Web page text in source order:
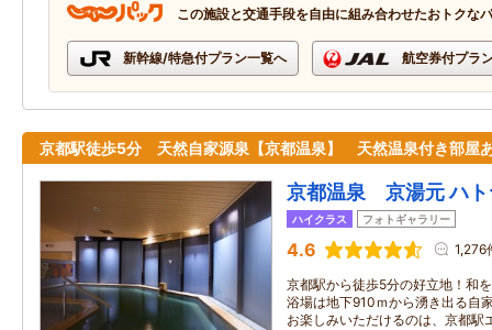
この施設と交通手段を自由に組み合わせたおトクな
新幹線/特急付プラン一覧へ 航空券付プラ
京都駅徒歩5分 天然自家源泉【京都温泉】 天然温泉付き部屋
京都温泉 京湯元 ハト
ハイクラス フォトギャラリー
4.6 1,276
京都駅から徒歩5分の好立地！和
浴場は地下910ｍから湧き出る自
お楽しみいただけるのは、京都駅